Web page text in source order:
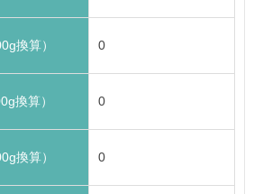
換算） 0
換算） 0
換算） 0